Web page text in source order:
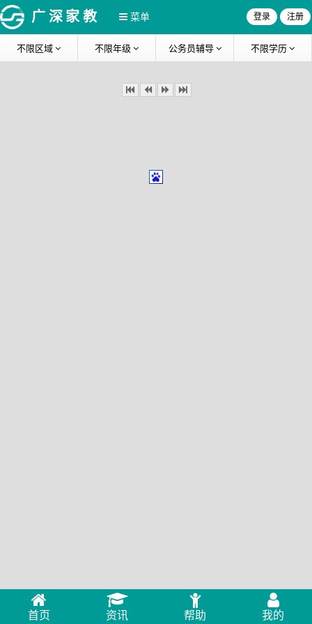
广深家教 菜单 登录 注册
不限区域 不限年级 公务员辅导 不限学历
首页 资讯 帮助 我的